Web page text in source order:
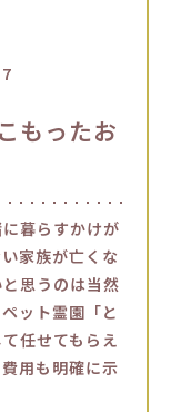
もったお
暮らすかけが
家族が亡くな
思うのは当然
ット霊園「と
任せてもらえ
用も明確に示